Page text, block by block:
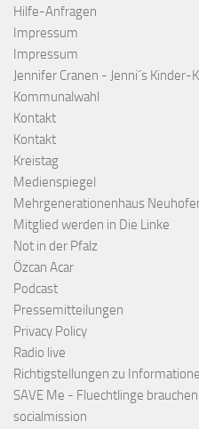
Hilfe-Anfragen
Impressum
Impressum
Jennifer Cranen - Jenni´s
Kommunalwahl
Kontakt
Kontakt
Kreistag
Medienspiegel
Mehrgenerationenhaus
Mitglied werden in Die Linke
Not in der Pfalz
Özcan Acar
Podcast
Pressemitteilungen
Privacy Policy
Radio live
Richtigstellungen zu
SAVE Me - Fluechtlinge
socialmission